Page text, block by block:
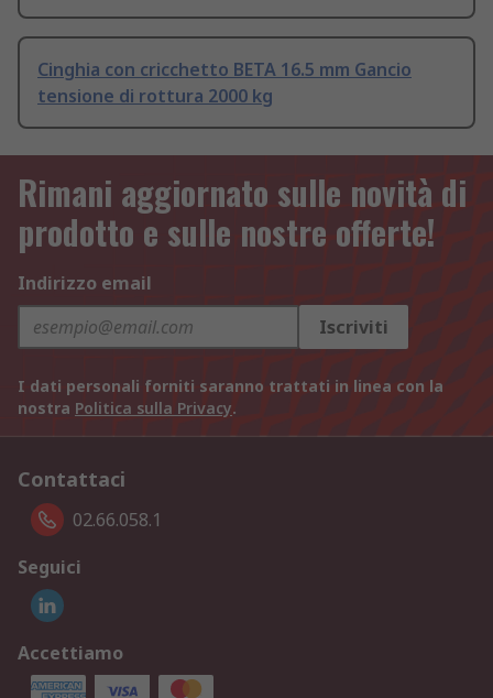
Cinghia con cricchetto BETA 16.5 mm Gancio
tensione di rottura 2000 kg
Rimani aggiornato sulle novità di
prodotto e sulle nostre offerte!
Indirizzo email
Iscriviti
I dati personali forniti saranno trattati in linea con la
nostra Politica sulla Privacy.
Contattaci
02.66.058.1
Seguici
Accettiamo